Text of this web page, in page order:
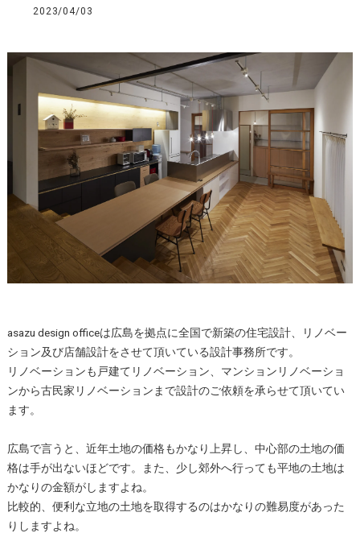
2023/04/03
asazu design officeは広島を拠点に全国で新築の住宅設計、リノベー
ション及び店舗設計をさせて頂いている設計事務所です。
リノベーションも戸建てリノベーション、マンションリノベーショ
ンから古民家リノベーションまで設計のご依頼を承らせて頂いてい
ます。
広島で言うと、近年土地の価格もかなり上昇し、中心部の土地の価
格は手が出ないほどです。また、少し郊外へ行っても平地の土地は
かなりの金額がしますよね。
比較的、便利な立地の土地を取得するのはかなりの難易度があった
りしますよね。